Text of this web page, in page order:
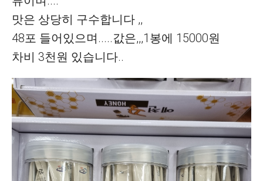
맛은 상당히 구수합니다 ,,
48포 들어있으며.....값은,,,1봉에 15000원
차비 3천원 있습니다..